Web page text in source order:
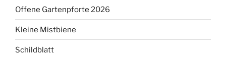
Offene Gartenpforte 2026
Kleine Mistbiene
Schildblatt